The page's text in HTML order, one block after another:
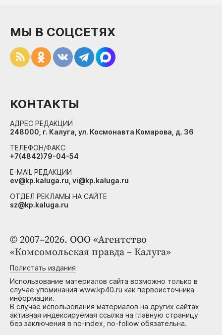
© 2007–2026. ООО «Агентство
«Комсомольская правда – Калуга»
Полистать издания
Использование материалов сайта возможно только в
случае упоминания www.kp40.ru как первоисточника
информации.
В случае использования материалов на других сайтах
активная индексируемая ссылка на главную страницу
без заключения в no-index, no-follow обязательна.
МЫ В СОЦСЕТЯХ
КОНТАКТЫ
АДРЕС РЕДАКЦИИ
248000, г. Калуга, ул. Космонавта Комарова, д. 36
ТЕЛЕФОН/ФАКС
+7(4842)79-04-54
E-MAIL РЕДАКЦИИ
ev@kp.kaluga.ru, vi@kp.kaluga.ru
ОТДЕЛ РЕКЛАМЫ НА САЙТЕ
sz@kp.kaluga.ru